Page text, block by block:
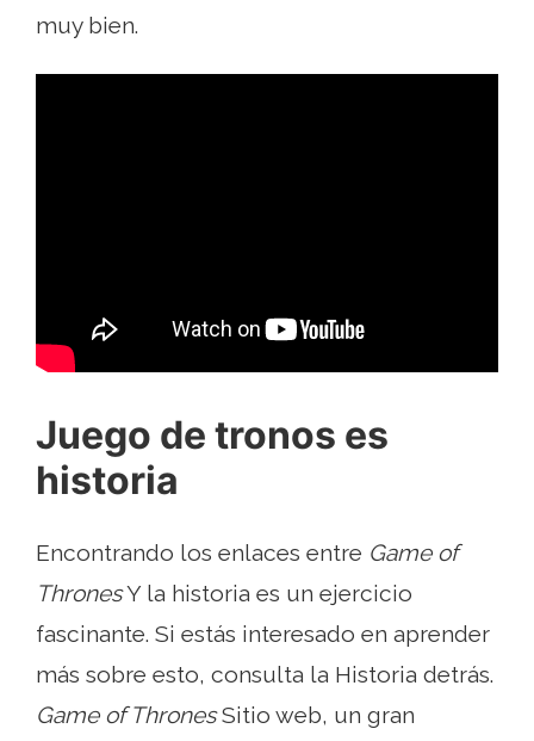
muy bien.
Juego de tronos es
historia
Encontrando los enlaces entre Game of
ThronesY la historia es un ejercicio
fascinante. Si estás interesado en aprender
más sobre esto, consulta la Historia detrás.
Game of ThronesSitio web, un gran